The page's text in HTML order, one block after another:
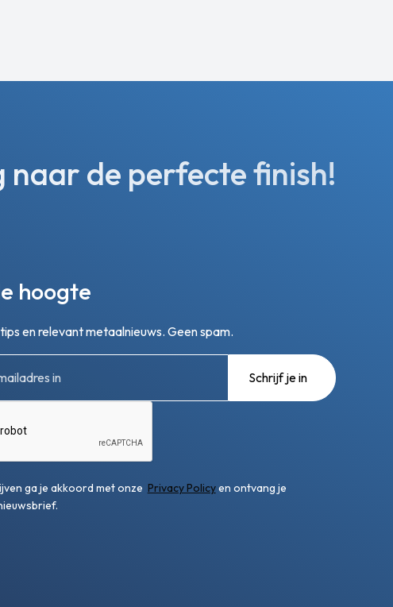
naar de perfecte finish!
hoogte
en relevant metaalnieuws. Geen spam.
ga je akkoord met onze Privacy Policyen ontvang je